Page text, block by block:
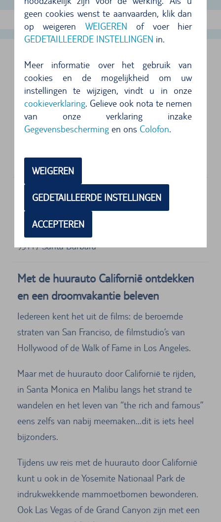
geen cookies wenst te aanvaarden, klik dan
op weigeren WEIGEREN of voer hier
GEDETAILLEERDE INSTELLINGEN in.
Meer informatie over het gebruik van
cookies en de mogelijkheid om uw
instellingen te wijzigen, vindt u in onze
cookieverklaring. Gelieve ook nota te nemen
van onze verklaring inzake
Gegevensbeschermingen ons Colofon.
WEIGEREN
GEDETAILLEERDE INSTELLINGEN
ACCEPTEREN
Meer aanbiedingen tonen
VOLGENDE VESTIGINGEN ZIJN TER PLAATSE
Adres
Alamo Car Rental
93117 Santa Barbara
Adres
Avis Autovermietung
500 Fowler Road
93117Santa Barbara
Met de huurauto Californië ontdekken
en een droomvakantie beleven
Iedereen kent het uit de films: de beroemde
straten van San Franciso, de filmstudio’s van
Hollywood of de Walk of Fame in Los Angeles.
Maar met de huurauto door Californië te rijden,
in Santa Monica en Malibu langs het strand te
wandelen en het leven van “the rich and famous”
eens zelfs van nabij meemaken...dit is iets heel
bijzonders.
Tijdens uw reis met de huurauto door Californië
kunt u ook in de Yosemite Nationaal Park de
indrukwekkende mammoetbomen bewonderen.
Ook Las Vegas of de Grand Canyon zijn met een